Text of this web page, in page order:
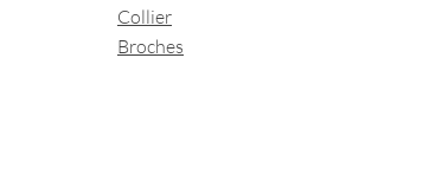
Collier
Broches